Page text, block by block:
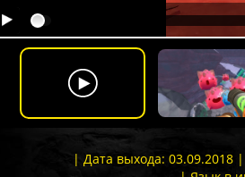
| Дата выхода: